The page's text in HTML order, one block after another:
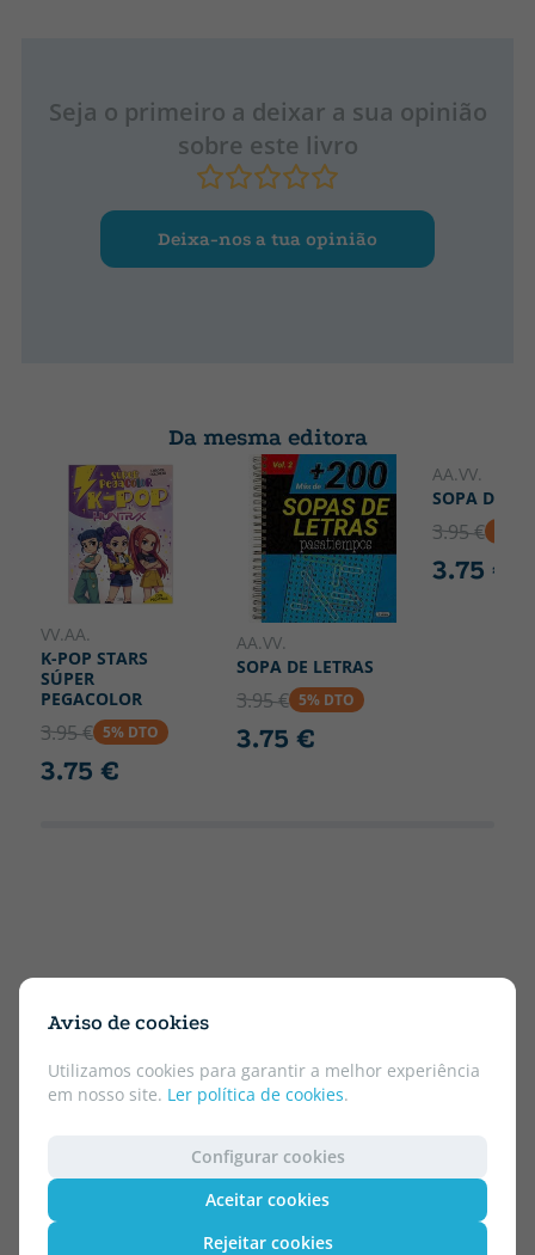
Aviso de cookies
Utilizamos cookies para garantir a melhor experiência
em nosso site. Ler política de cookies.
Configurar cookies
Aceitar cookies
Rejeitar cookies
Seja o primeiro a deixar a sua opinião
sobre este livro
Deixa-nos a tua opinião
Da mesma editora
VV.AA.
K-POP STARS
SÚPER
PEGACOLOR
3.95 € 5% DTO
3.75 €
AA.VV.
SOPA DE LETRAS
3.95 € 5% DTO
3.75 €
AA.VV.
SOPA DE
3.95 €
3.75 €